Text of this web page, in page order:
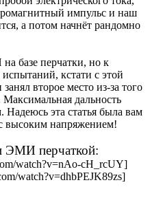
импульс и наш
а потом начнёт рандомно
базе перчатки, но к
кстати с этой
второе место из-за того
дальность
эта статья была вам
высоким напряжением!
ЭМИ перчаткой:
watch?v=nAo-cH_rcUY]
watch?v=dhbPEJK89zs]